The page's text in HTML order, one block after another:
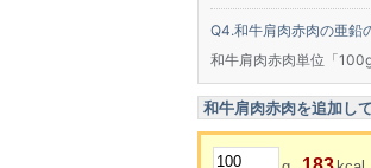
和牛肩肉赤肉の亜鉛
和牛肩肉赤肉単位「
和牛肩肉赤肉を追加し